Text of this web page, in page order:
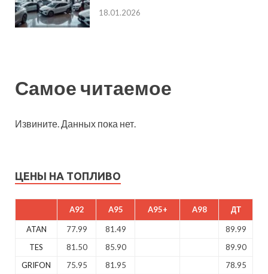
18.01.2026
Самое читаемое
Извините. Данных пока нет.
ЦЕНЫ НА ТОПЛИВО
A92 A95 A95+ A98 ДТ
ATAN 77.99 81.49
89.99
TES
81.50 85.90
89.90
GRIFON
75.95 81.95 78.95